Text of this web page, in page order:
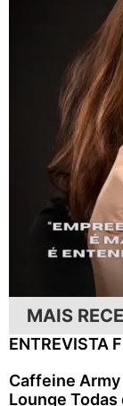
MAIS
ENTREVISTA
Caffeine
Lounge